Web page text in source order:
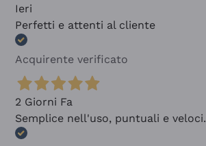
Ieri
Perfetti e attenti al cliente
Acquirente verificato
2 Giorni Fa
Semplice nell'uso, puntuali e veloci.